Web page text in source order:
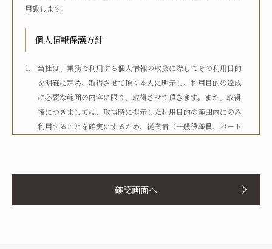
介護度
自立
要支援1
要介護2
要介護3
介護認定
認定済み
申請中 区分変更中 不明
用致します。
個人情報保護方針
当社は、業務で利用する個人情報の取扱に際してその利用目的
を明確に定め、取得させて頂く本人に明示し、利用目的の達成
に必要な範囲の内容に限り、取得させて頂きます。また、取得
後につきましては、取得時に提示した利用目的の範囲内にのみ
利用することを確実にするため、従業者（一般役職員、パート
当社は、個人情報の取扱いに関して、法令、国が定める指針そ
の他の規範等を遵守した取得やその利用に努めてまいります。
確認画面へ